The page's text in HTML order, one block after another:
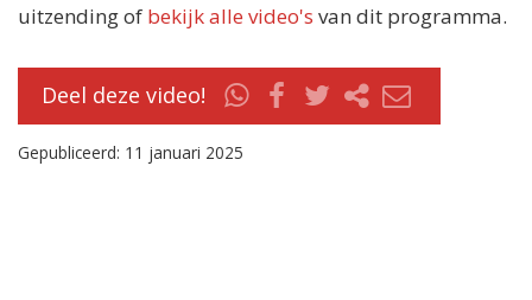
uitzending of bekijk alle video's van dit programma.
Deel deze video!
Gepubliceerd: 11 januari 2025